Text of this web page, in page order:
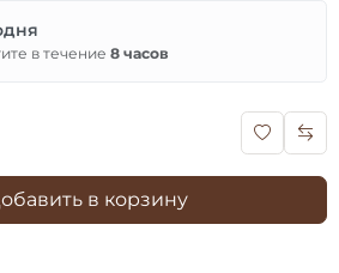
в течение 8 часов
в корзину